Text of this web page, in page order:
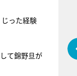
った経験
て錦野旦が